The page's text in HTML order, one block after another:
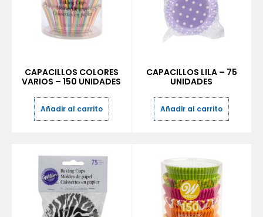
CAPACILLOS COLORES
VARIOS – 150 UNIDADES
Añadir al carrito
CAPACILLOS LILA – 75
UNIDADES
Añadir al carrito